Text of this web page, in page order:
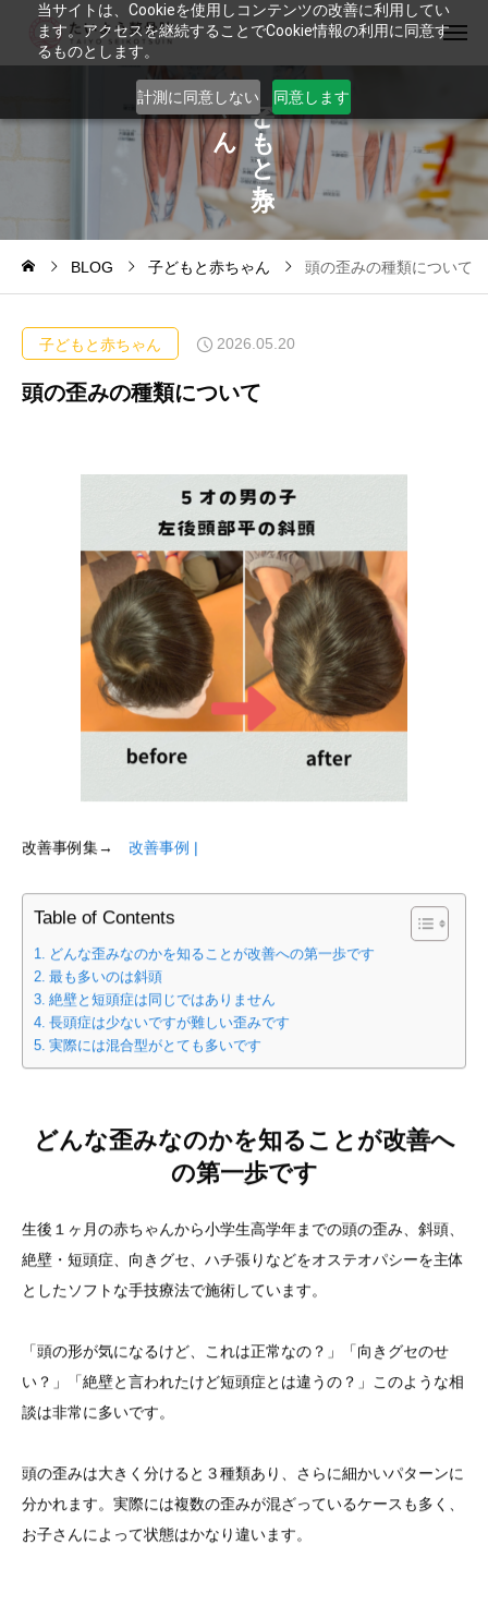
当サイトは、Cookieを使用しコンテンツの改善に利用してい
ます。アクセスを継続することでCookie情報の利用に同意す
るものとします。
計測に同意しない 同意します
ど
も
と
ち
ゃ
ん
BLOG 子どもと赤ちゃん 頭の歪みの種類について
子どもと赤ちゃん 2026.05.20
頭の歪みの種類について
改善事例集→ 改善事例 |
Table of Contents
どんな歪みなのかを知ることが改善への第一歩です
最も多いのは斜頭
絶壁と短頭症は同じではありません
長頭症は少ないですが難しい歪みです
実際には混合型がとても多いです
どんな歪みなのかを知ることが改善へ
の第一歩です
生後１ヶ月の赤ちゃんから小学生高学年までの頭の歪み、斜頭、
絶壁・短頭症、向きグセ、ハチ張りなどをオステオパシーを主体
としたソフトな手技療法で施術しています。
「頭の形が気になるけど、これは正常なの？」「向きグセのせ
い？」「絶壁と言われたけど短頭症とは違うの？」このような相
談は非常に多いです。
頭の歪みは大きく分けると３種類あり、さらに細かいパターンに
分かれます。実際には複数の歪みが混ざっているケースも多く、
お子さんによって状態はかなり違います。